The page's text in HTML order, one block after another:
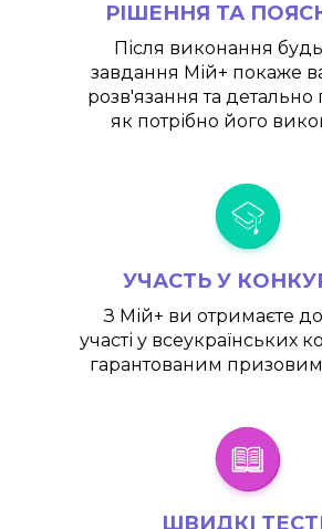
РІШЕННЯ ТА
Після виконання
завдання Мій+ покаже
розв'язання та детально
як потрібно його
УЧАСТЬ У
З Мій+ ви отримаєте
участі у всеукраїнських
гарантованим
ШВИДКІ